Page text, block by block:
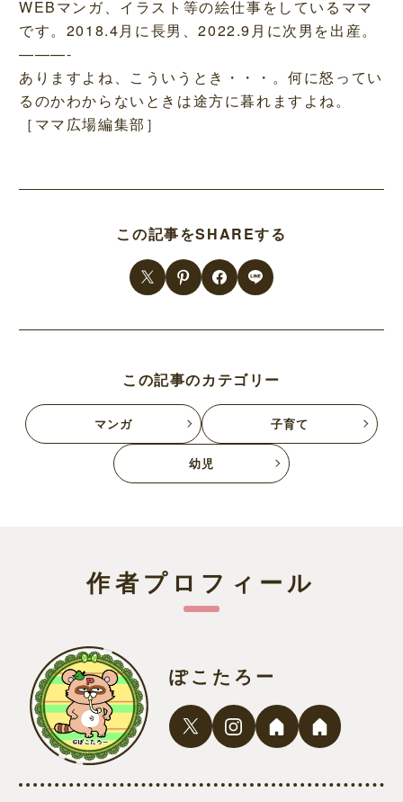
WEBマンガ、イラスト等の絵仕事をしているママ
です。2018.4月に長男、2022.9月に次男を出産。
———-
ありますよね、こういうとき・・・。何に怒ってい
るのかわからないときは途方に暮れますよね。
［ママ広場編集部］
この記事をSHAREする
この記事のカテゴリー
マンガ 子育て
幼児
作者プロフィール
ぽこたろー